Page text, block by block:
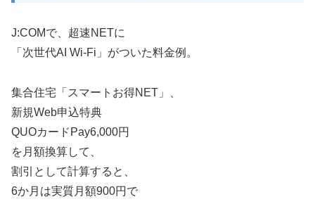
J:COMで、超速NETに
「次世代AI Wi-Fi」がついた料金例。
集合住宅「スマートお得NET」、
新規Web申込特典
QUOカードPay6,000円
を月額換算して、
割引として計算すると、
6か月は実質月額900円で